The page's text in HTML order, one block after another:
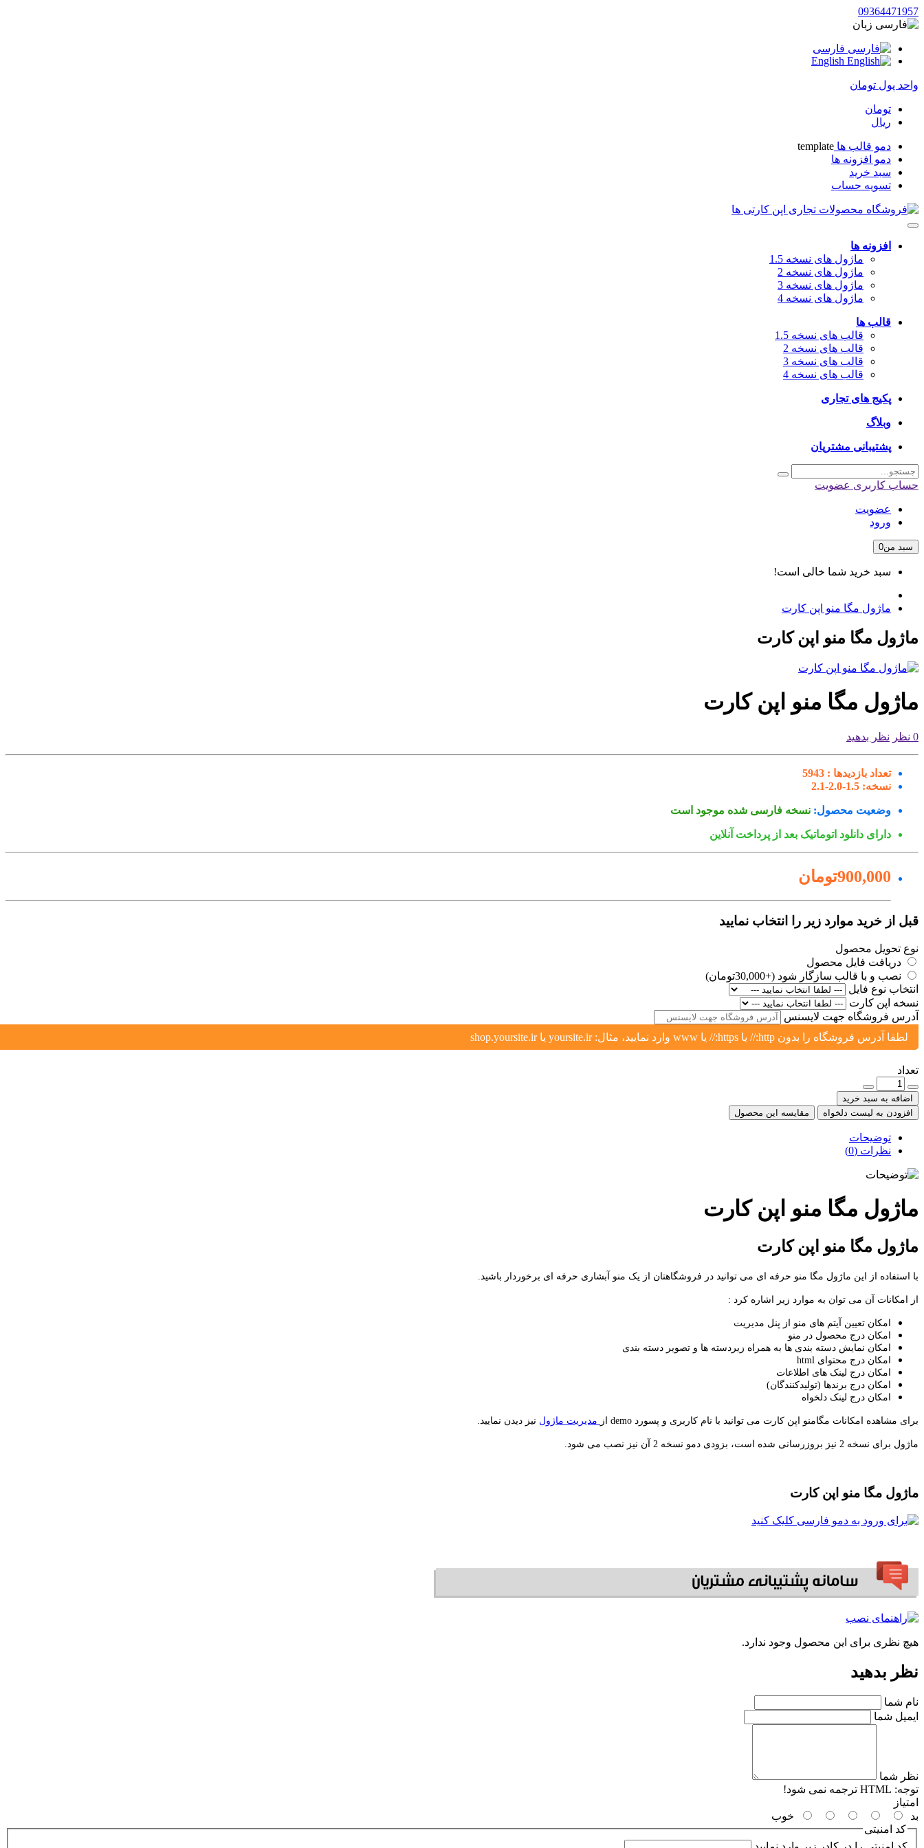
09364471957
زبان
فارسی
واحد پول تومان
تومان
ریال
دمو قالب ها template
دمو افزونه ها
سبد خرید
تسویه حساب
افزونه ها
ماژول های نسخه 1.5
ماژول های نسخه 2
ماژول های نسخه 3
ماژول های نسخه 4
قالب ها
قالب های نسخه 1.5
قالب های نسخه 2
قالب های نسخه 3
قالب های نسخه 4
پکیج های تجاری
وبلاگ
پشتیبانی مشتریان
حساب کاربری عضویت
عضویت
ورود
سبد من0
سبد خرید شما خالی است!
ماژول مگا منو اپن کارت
ماژول مگا منو اپن کارت
ماژول مگا منو اپن کارت
0 نظر نظر بدهید
تعداد بازدیدها : 5943
نسخه: 1.5-2.0-2.1
وضعیت محصول: نسخه فارسی شده موجود است
دارای دانلود اتوماتیک بعد از پرداخت آنلاین
900,000تومان
قبل از خرید موارد زیر را انتخاب نمایید
نوع تحویل محصول
دریافت فایل محصول
نصب و با قالب سازگار شود (+30,000تومان)
انتخاب نوع فایل
نسخه اپن کارت
آدرس فروشگاه جهت لایسنس
لطفا آدرس فروشگاه را بدون http:// یا https:// یا www وارد نمایید، مثال: yoursite.ir یا shop.yoursite.ir
تعداد
اضافه به سبد خرید
افزودن به لیست دلخواه
مقایسه این محصول
توضیحات
نظرات (0)
ماژول مگا منو اپن کارت
ماژول مگا منو اپن کارت
با استفاده از این ماژول مگا منو حرفه ای می توانید در فروشگاهتان از یک منو آبشاری حرفه ای برخوردار باشید.
از امکانات آن می توان به موارد زیر اشاره کرد :
امکان تعیین آیتم های منو از پنل مدیریت
امکان درج محصول در منو
امکان نمایش دسته بندی ها به همراه زیردسته ها و تصویر دسته بندی
امکان درج محتوای html
امکان درج لینک های اطلاعات
امکان درج برندها (تولیدکنندگان)
امکان درج لینک دلخواه
برای مشاهده امکانات مگامنو اپن کارت می توانید با نام کاربری و پسورد demo از مدیریت ماژول نیز دیدن نمایید.
ماژول برای نسخه 2 نیز بروزرسانی شده است، بزودی دمو نسخه 2 آن نیز نصب می شود.
ماژول مگا منو اپن کارت
هیچ نظری برای این محصول وجود ندارد.
نظر بدهید
نام شما
ایمیل شما
نظر شما
توجه:
امتیاز
بد
خوب
کد امنیتی